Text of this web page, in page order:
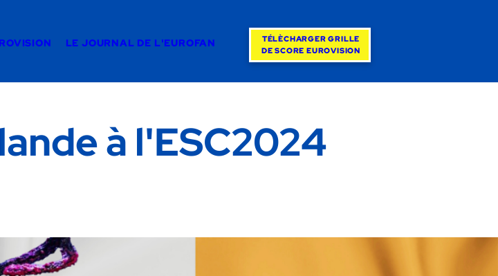
LE JOURNAL DE L'EUROFAN
TÉLÈCHARGER GRILLE
DE SCORE EUROVISION
à l'ESC2024